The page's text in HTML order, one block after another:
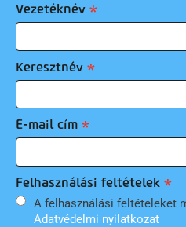
Vezetéknév
Keresztnév
E-mail cím
Felhasználási feltételek
A felhasználási feltételeket
Adatvédelmi nyilatkozat